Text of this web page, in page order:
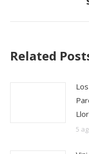
Related
5